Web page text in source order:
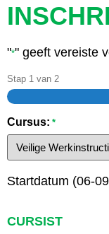
"*" geeft vereiste
Stap 1 van 2
Cursus: *
Startdatum (06-
CURSIST